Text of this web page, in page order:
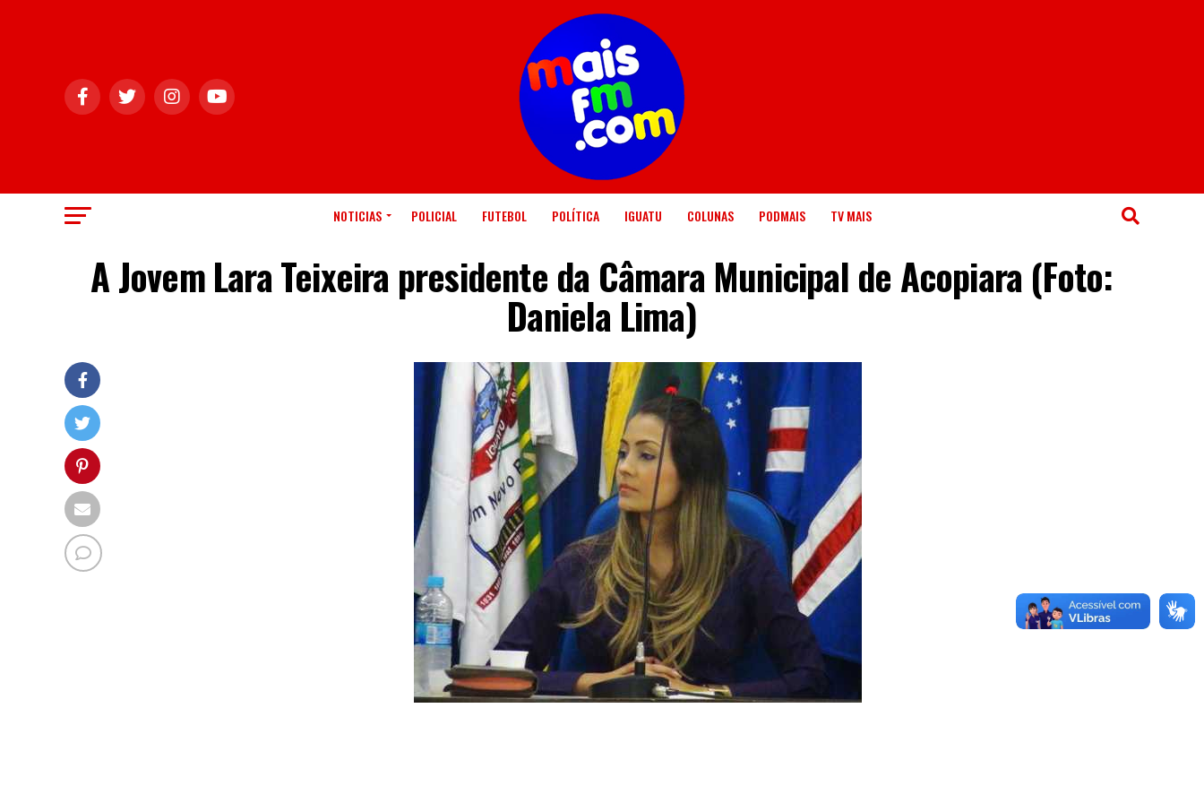
NOTICIAS POLICIAL FUTEBOL POLÍTICA IGUATU COLUNAS PODMAIS TV MAIS
A Jovem Lara Teixeira presidente da Câmara Municipal de Acopiara (Foto:
Daniela Lima)